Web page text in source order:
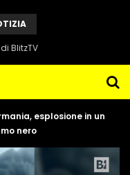
BlitzTV
esplosione in un
nero